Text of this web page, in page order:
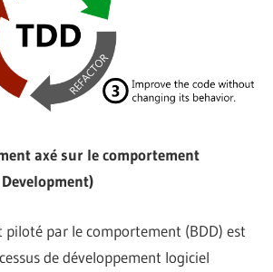
axé sur le comportement
piloté par le comportement (BDD) est
de développement logiciel